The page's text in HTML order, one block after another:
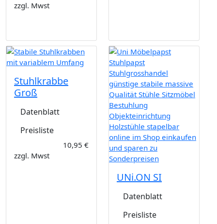
zzgl. Mwst
Stuhlkrabbe
Groß
Datenblatt
Preisliste
10,95 €
zzgl. Mwst
UNi.ON SI
Datenblatt
Preisliste